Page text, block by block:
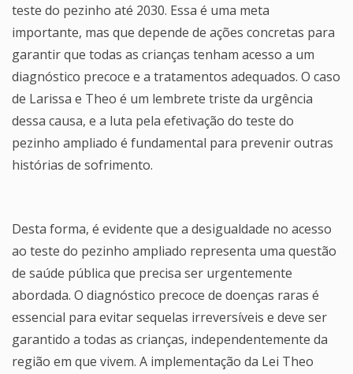
teste do pezinho até 2030. Essa é uma meta
importante, mas que depende de ações concretas para
garantir que todas as crianças tenham acesso a um
diagnóstico precoce e a tratamentos adequados. O caso
de Larissa e Theo é um lembrete triste da urgência
dessa causa, e a luta pela efetivação do teste do
pezinho ampliado é fundamental para prevenir outras
histórias de sofrimento.
Desta forma, é evidente que a desigualdade no acesso
ao teste do pezinho ampliado representa uma questão
de saúde pública que precisa ser urgentemente
abordada. O diagnóstico precoce de doenças raras é
essencial para evitar sequelas irreversíveis e deve ser
garantido a todas as crianças, independentemente da
região em que vivem. A implementação da Lei Theo